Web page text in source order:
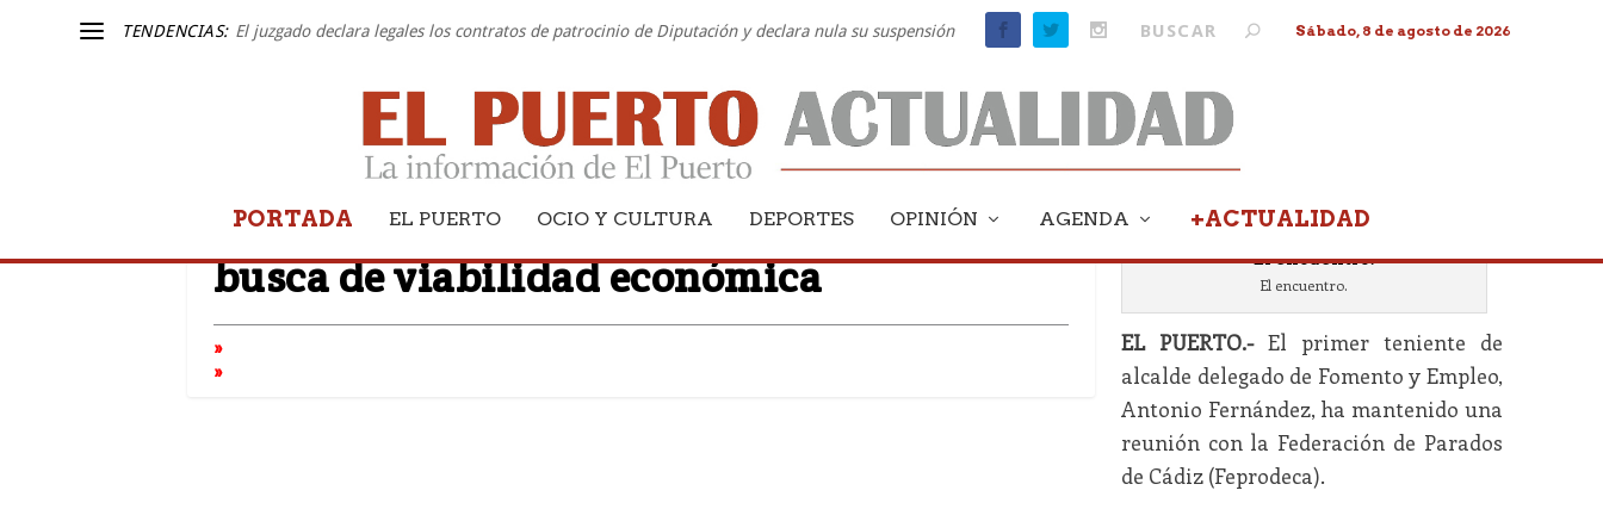
TENDENCIAS: El juzgado declara legales los contratos de patrocinio de Diputación y declara nula su suspensión Sábado, 8 de agosto de 2026
PORTADA EL PUERTO OCIO Y CULTURA DEPORTES OPINIÓN AGENDA +ACTUALIDAD
Feprodeca se presenta en El Puerto en
busca de viabilidad económica
El encuentro.
EL PUERTO.-El primer teniente de
alcalde delegado de Fomento y Empleo,
Antonio Fernández, ha mantenido una
reunión con la Federación de Parados
de Cádiz (Feprodeca).